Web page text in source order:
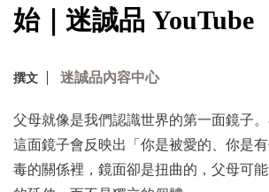
始｜迷誠品 YouTube
撰文 迷誠品內容中心
父母就像是我們認識世界的第一面鏡子。
這面鏡子會反映出「你是被愛的、你是
毒的關係裡，鏡面卻是扭曲的，父母可